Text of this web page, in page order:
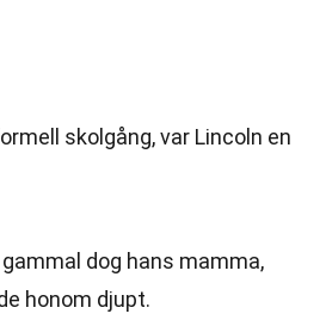
skolgång, var Lincoln en
dog hans mamma,
honom djupt.